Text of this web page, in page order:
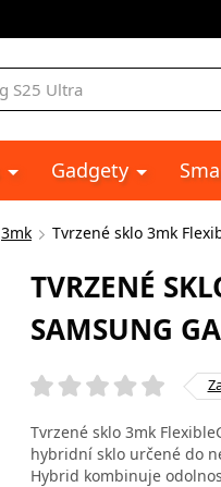
Gadgety
3mk Tvrzené sklo 3mk
TVRZENÉ
SAMSUNG
Tvrzené sklo 3mk
hybridní sklo určené do
Hybrid kombinuje